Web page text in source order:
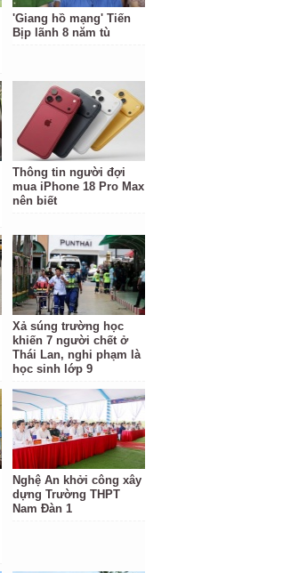
'Giang hồ mạng' Tiến
Bịp lãnh 8 năm tù
Thông tin người đợi
mua iPhone 18 Pro Max
nên biết
Xả súng trường học
khiến 7 người chết ở
Thái Lan, nghi phạm là
học sinh lớp 9
Nghệ An khởi công xây
dựng Trường THPT
Nam Đàn 1